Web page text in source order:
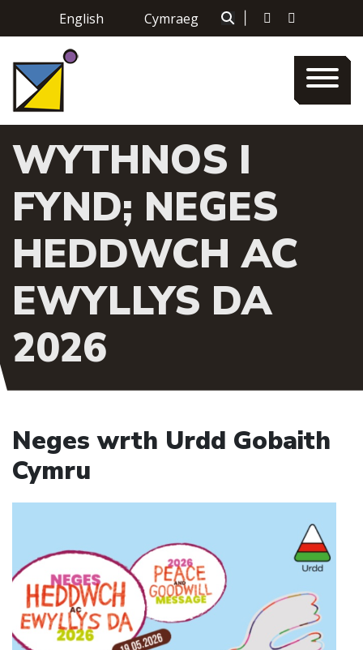
English Cymraeg
WYTHNOS I
FYND; NEGES
HEDDWCH AC
EWYLLYS DA
2026
Neges wrth Urdd Gobaith
Cymru